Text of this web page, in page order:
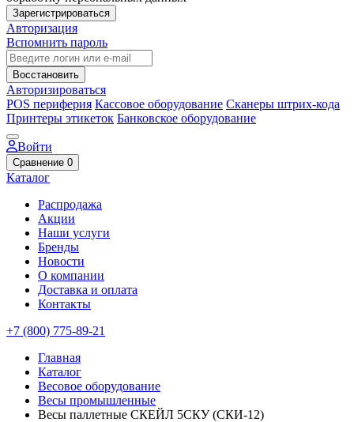
Зарегистрироваться
Авторизация
Вспомнить пароль
Восстановить
Авторизироваться
POS периферия Кассовое оборудование Сканеры штрих-кода
Принтеры этикеток Банковское оборудование
Войти
Сравнение 0
Каталог
Распродажа
Акции
Наши услуги
Бренды
Новости
О компании
Доставка и оплата
Контакты
+7 (800) 775-89-21
Главная
Каталог
Весовое оборудование
Весы промышленные
Весы паллетные СКЕЙЛ 5СКУ (СКИ-12)